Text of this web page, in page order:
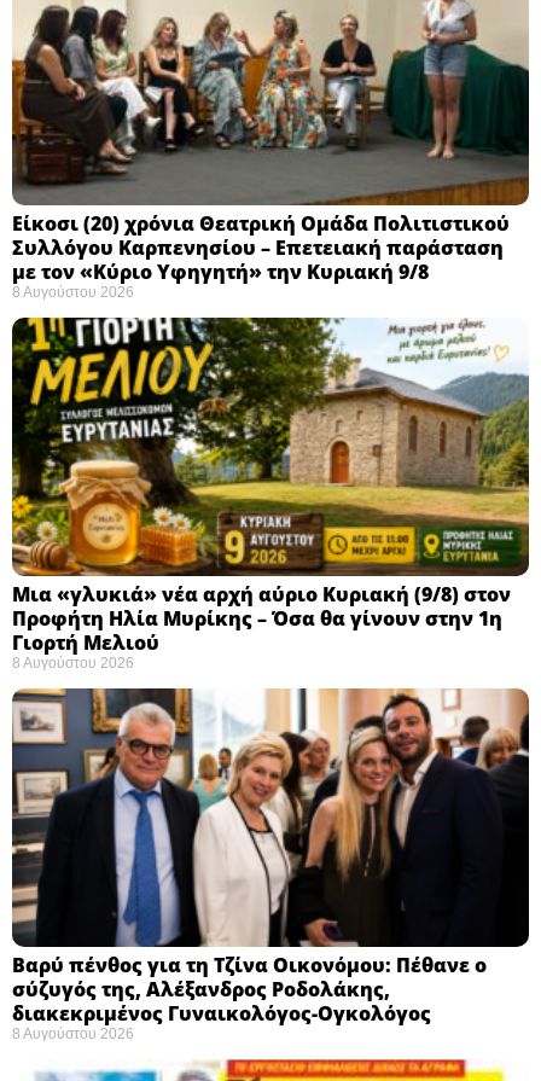
Eίκοσι (20) χρόνια Θεατρική Ομάδα Πολιτιστικού
Συλλόγου Καρπενησίου – Επετειακή παράσταση
με τον «Κύριο Υφηγητή» την Κυριακή 9/8
8 Αυγούστου 2026
Μια «γλυκιά» νέα αρχή αύριο Κυριακή (9/8) στον
Προφήτη Ηλία Μυρίκης – Όσα θα γίνουν στην 1η
Γιορτή Μελιού
8 Αυγούστου 2026
Βαρύ πένθος για τη Τζίνα Οικονόμου: Πέθανε ο
σύζυγός της, Αλέξανδρος Ροδολάκης,
διακεκριμένος Γυναικολόγος-Ογκολόγος
8 Αυγούστου 2026